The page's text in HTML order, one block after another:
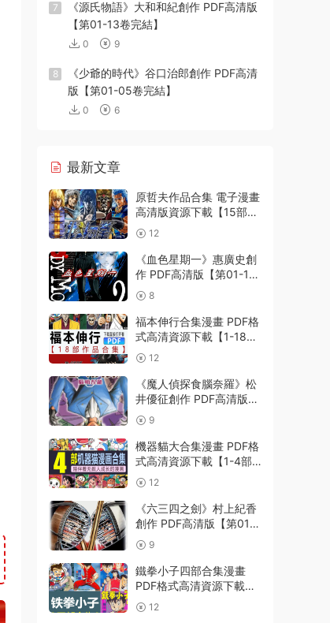
7
《源氏物語》大和和紀創作 PDF高清版
【第01-13卷完結】
0 9
8
《少爺的時代》谷口治郎創作 PDF高清
版【第01-05卷完結】
0 6
最新文章
原哲夫作品合集 電子漫畫
高清版資源下載【15部合
集完結】【PDF格式】
【電子版漫畫】
12
《血色星期一》惠廣史創
作 PDF高清版【第01-11
卷完結】
8
福本伸行合集漫畫 PDF格
式高清資源下載【1-18部
完結】Kindle電子漫畫資
源精品
12
《魔人偵探食腦奈羅》松
井優征創作 PDF高清版
【第01-23卷完結】
9
機器貓大合集漫畫 PDF格
式高清資源下載【1-4部
合集完結】Kindle電子漫
畫資源精品
12
《六三四之劍》村上紀香
創作 PDF高清版【第01-
24卷完結】
9
鐵拳小子四部合集漫畫
PDF格式高清資源下載
【1-4部合集完結】Kindle
電子漫畫資源精品
12